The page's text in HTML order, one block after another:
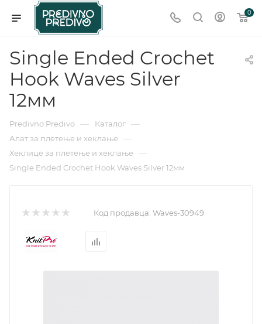
0
Single Ended Crochet
Hook Waves Silver
12мм
Predivno Predivo — Каталог —
Алат за плетење и хеклање —
Хеклице за плетење и хеклање —
Single Ended Crochet Hook Waves Silver 12мм
Код продавца: Waves-30949